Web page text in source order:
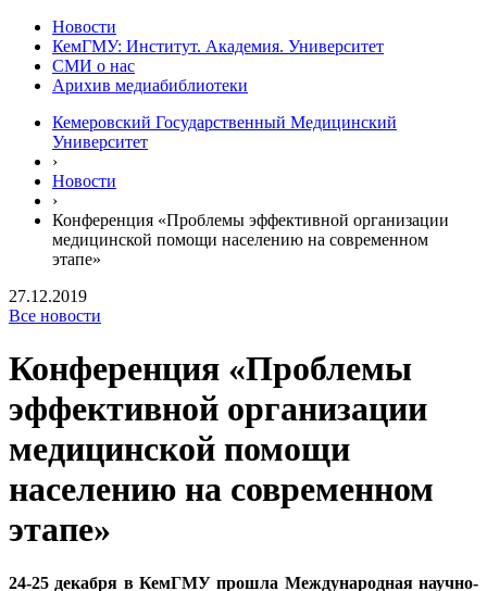
Новости
КемГМУ: Институт. Академия. Университет
СМИ о нас
Арихив медиабиблиотеки
Кемеровский Государственный Медицинский
Университет
›
Новости
›
Конференция «Проблемы эффективной организации
медицинской помощи населению на современном
этапе»
27.12.2019
Все новости
Конференция «Проблемы
эффективной организации
медицинской помощи
населению на современном
этапе»
24-25 декабря в КемГМУ прошла Международная научно-